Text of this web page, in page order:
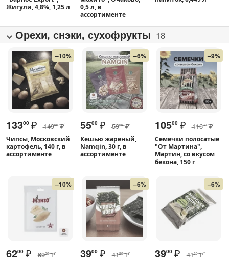
Жигули, 4,8%, 1,25 л
0,5 л, в
ассортименте
Орехи, снэки, сухофрукты 18
–10%
13300 ₽ 14900 ₽
Чипсы, Московский
картофель, 140 г, в
ассортименте
–6%
5500 ₽ 5900 ₽
Кешью жареный,
Namqin, 30 г, в
ассортименте
–9%
10500 ₽ 11600 ₽
Семечки полосатые
"От Мартина",
Мартин, со вкусом
бекона, 150 г
–10%
6200 ₽ 6900 ₽
–6%
3900 ₽ 4150 ₽
–6%
3900 ₽ 4150 ₽